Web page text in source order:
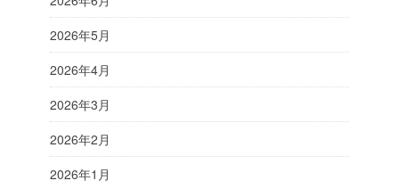
2026年5月
2026年4月
2026年3月
2026年2月
2026年1月